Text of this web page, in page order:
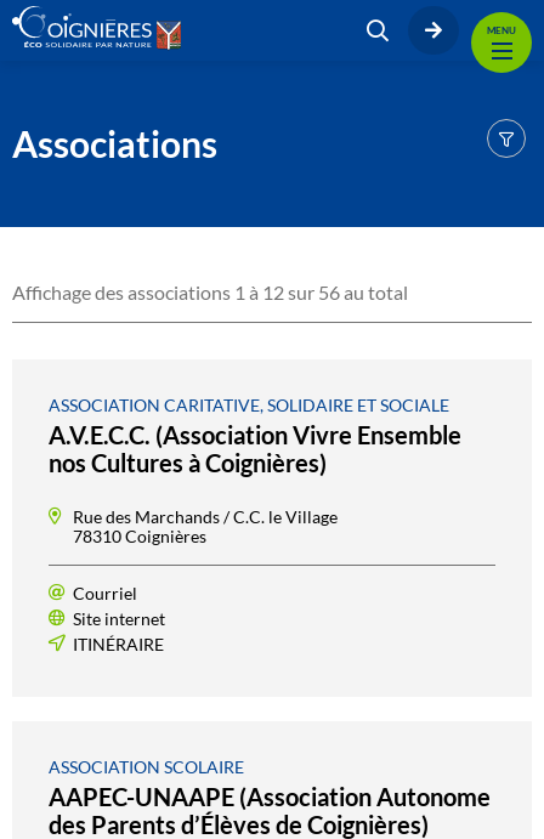
MENU
Associations
Affichage des associations 1 à 12 sur 56 au total
ASSOCIATION CARITATIVE, SOLIDAIRE ET SOCIALE
A.V.E.C.C. (Association Vivre Ensemble
nos Cultures à Coignières)
Rue des Marchands / C.C. le Village
78310 Coignières
Courriel
Site internet
ITINÉRAIRE
ASSOCIATION SCOLAIRE
AAPEC-UNAAPE (Association Autonome
des Parents d’Élèves de Coignières)